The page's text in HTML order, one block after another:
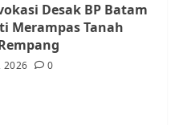
Pemko Batam, Warga
Protes Lahan Mereka
Sekolah Rakyat
Desak BP Batam
Merampas Tanah
2026 0